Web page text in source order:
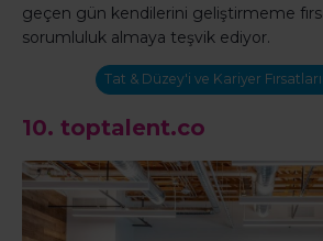
geçen gün kendilerini geliştirmeme
sorumluluk almaya teşvik ediyor.
Tat & Düzey'i ve Kariyer
10. toptalent.co